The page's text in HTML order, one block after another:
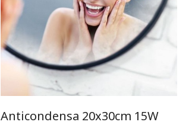
Anticondensa 20x30cm 15W